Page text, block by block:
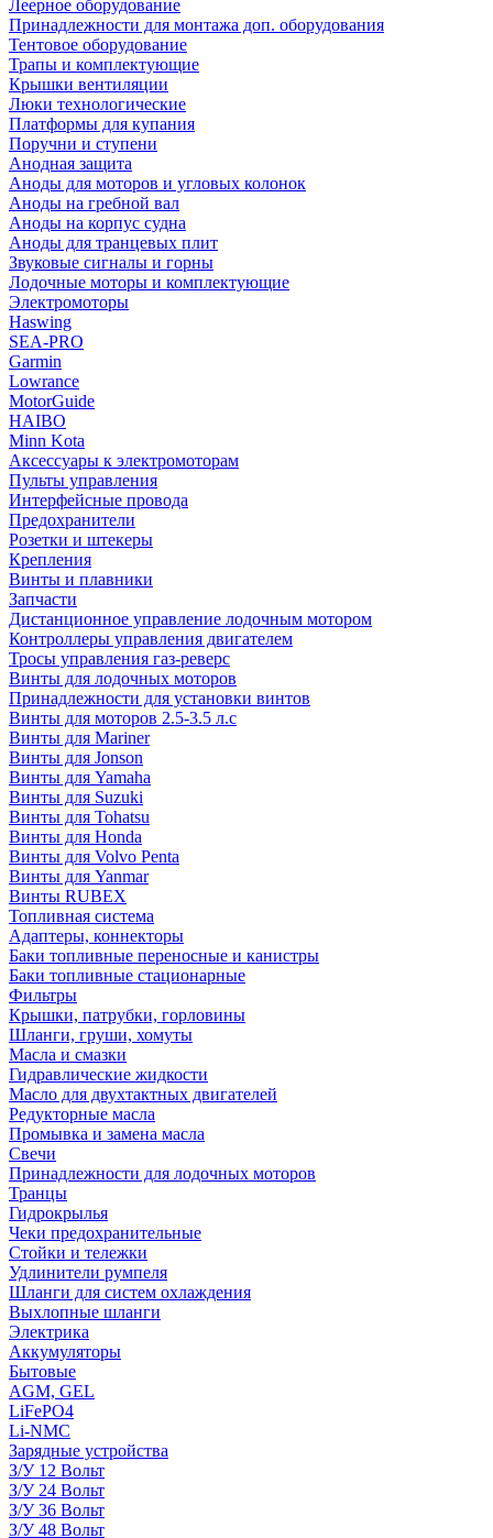
Леерное оборудование
Принадлежности для монтажа доп. оборудования
Тентовое оборудование
Трапы и комплектующие
Крышки вентиляции
Люки технологические
Платформы для купания
Поручни и ступени
Анодная защита
Аноды для моторов и угловых колонок
Аноды на гребной вал
Аноды на корпус судна
Аноды для транцевых плит
Звуковые сигналы и горны
Лодочные моторы и комплектующие
Электромоторы
Haswing
SEA-PRO
Garmin
Lowrance
MotorGuide
HAIBO
Minn Kota
Аксессуары к электромоторам
Пульты управления
Интерфейсные провода
Предохранители
Розетки и штекеры
Крепления
Винты и плавники
Запчасти
Дистанционное управление лодочным мотором
Контроллеры управления двигателем
Тросы управления газ-реверс
Винты для лодочных моторов
Принадлежности для установки винтов
Винты для моторов 2.5-3.5 л.с
Винты для Mariner
Винты для Jonson
Винты для Yamaha
Винты для Suzuki
Винты для Tohatsu
Винты для Honda
Винты для Volvo Penta
Винты для Yanmar
Винты RUBEX
Топливная система
Адаптеры, коннекторы
Баки топливные переносные и канистры
Баки топливные стационарные
Фильтры
Крышки, патрубки, горловины
Шланги, груши, хомуты
Масла и смазки
Гидравлические жидкости
Масло для двухтактных двигателей
Редукторные масла
Промывка и замена масла
Свечи
Принадлежности для лодочных моторов
Транцы
Гидрокрылья
Чеки предохранительные
Стойки и тележки
Удлинители румпеля
Шланги для систем охлаждения
Выхлопные шланги
Электрика
Аккумуляторы
Бытовые
AGM, GEL
LiFePO4
Li-NMC
Зарядные устройства
З/У 12 Вольт
З/У 24 Вольт
З/У 36 Вольт
З/У 48 Вольт